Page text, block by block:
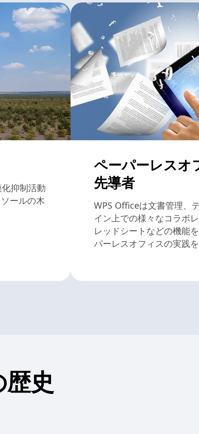
抑制活動
ールの木
ペーパーレスオ
先導者
WPS Officeは文書管理、
イン上での様々なコラボ
レッドシートなどの機能
パーレスオフィスの実践
史